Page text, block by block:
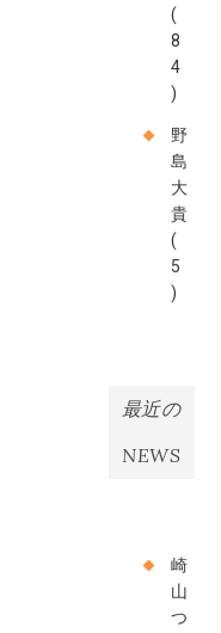
(
8
4
)
野
島
大
貴
(
5
)
最近の
NEWS
崎
山
つ